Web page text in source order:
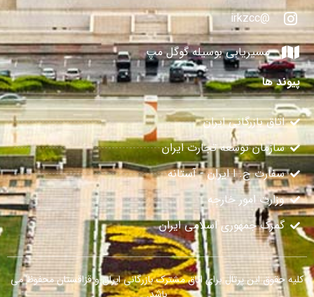
@irkzcc
مسیریابی بوسیله گوگل مپ
پیوند ها
اتاق بازرگانی ایران
سازمان توسعه تجارت ایران
سفارت ج. ا ایران - آستانه
وزارت امور خارجه
گمرک جمهوری اسلامی ایران
کلیه حقوق این پرتال برای اتاق مشترک بازرگانی ایران و قزاقستان محفوظ می